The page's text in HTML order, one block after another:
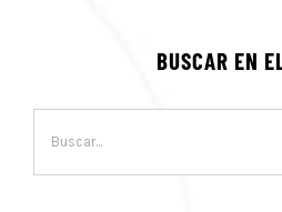
BUSCAR EN